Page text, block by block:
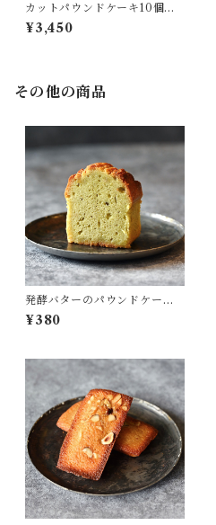
カットパウンドケーキ10個セ
ット
¥3,450
その他の商品
発酵バターのパウンドケーキ
（ピスタチオ）/ 1カット
¥380